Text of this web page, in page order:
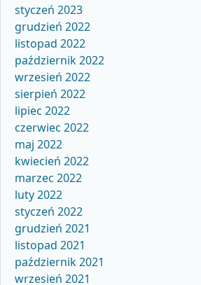
styczeń 2023
grudzień 2022
listopad 2022
październik 2022
wrzesień 2022
sierpień 2022
lipiec 2022
czerwiec 2022
maj 2022
kwiecień 2022
marzec 2022
luty 2022
styczeń 2022
grudzień 2021
listopad 2021
październik 2021
wrzesień 2021